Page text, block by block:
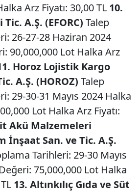
Arz Fiyatı: 30,00 TL 10.
A.Ş. (EFORC) Talep
26-27-28 Haziran 2024
90,000,000 Lot Halka Arz
Horoz Lojistik Kargo
A.Ş. (HOROZ) Talep
29-30-31 Mayıs 2024 Halka
Lot Halka Arz Fiyatı:
Akü Malzemeleri
İnşaat San. ve Tic. A.Ş.
Tarihleri: 29-30 Mayıs
75,000,000 Lot Halka
13. Altınkılıç Gıda ve Süt